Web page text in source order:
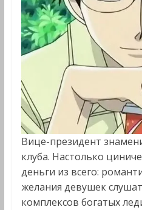
Вице-президент
клуба. Настолько
деньги из всего:
желания девушек
комплексов богатых